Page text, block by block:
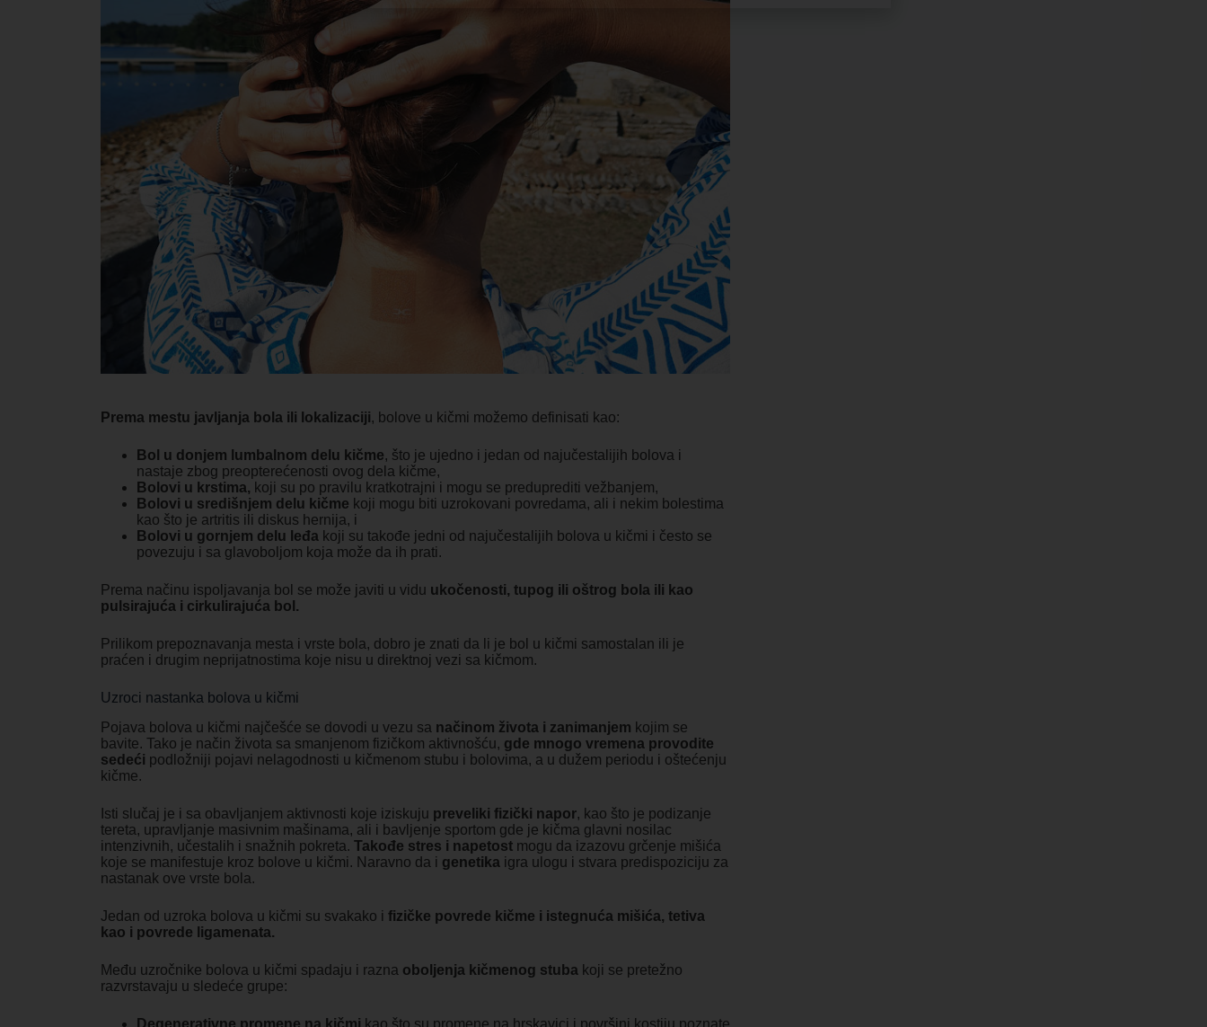
Prema mestu javljanja bola ili lokalizaciji, bolove u kičmi možemo definisati kao:
Bol u donjem lumbalnom delu kičme, što je ujedno i jedan od najučestalijih bolova i
nastaje zbog preopterećenosti ovog dela kičme,
Bolovi u krstima, koji su po pravilu kratkotrajni i mogu se preduprediti vežbanjem,
Bolovi u središnjem delu kičme koji mogu biti uzrokovani povredama, ali i nekim bolestima
kao što je artritis ili diskus hernija, i
Bolovi u gornjem delu leđa koji su takođe jedni od najučestalijih bolova u kičmi i često se
povezuju i sa glavoboljom koja može da ih prati.
Prema načinu ispoljavanja bol se može javiti u vidu ukočenosti, tupog ili oštrog bola ili kao
pulsirajuća i cirkulirajuća bol.
Prilikom prepoznavanja mesta i vrste bola, dobro je znati da li je bol u kičmi samostalan ili je
praćen i drugim neprijatnostima koje nisu u direktnoj vezi sa kičmom.
Uzroci nastanka bolova u kičmi
Pojava bolova u kičmi najčešće se dovodi u vezu sa načinom života i zanimanjem kojim se
bavite. Tako je način života sa smanjenom fizičkom aktivnošću, gde mnogo vremena provodite
sedeći podložniji pojavi nelagodnosti u kičmenom stubu i bolovima, a u dužem periodu i oštećenju
kičme.
Isti slučaj je i sa obavljanjem aktivnosti koje iziskuju preveliki fizički napor, kao što je podizanje
tereta, upravljanje masivnim mašinama, ali i bavljenje sportom gde je kičma glavni nosilac
intenzivnih, učestalih i snažnih pokreta. Takođe stres i napetost mogu da izazovu grčenje mišića
koje se manifestuje kroz bolove u kičmi. Naravno da i genetika igra ulogu i stvara predispoziciju za
nastanak ove vrste bola.
Jedan od uzroka bolova u kičmi su svakako i fizičke povrede kičme i istegnuća mišića, tetiva
kao i povrede ligamenata.
Među uzročnike bolova u kičmi spadaju i razna oboljenja kičmenog stuba koji se pretežno
razvrstavaju u sledeće grupe:
Degenerativne promene na kičmi kao što su promene na hrskavici i površini kostiju poznate